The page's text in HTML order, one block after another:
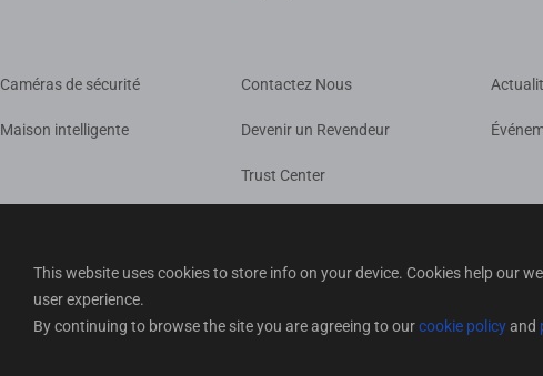
Caméras de sécurité
Maison intelligente
Contactez Nous
Devenir un Revendeur
Trust Center
EZVIZ CSR
This website uses cookies to store info on your device. Cookies help our
user experience.
By continuing to browse the site you are agreeing to ourcookie policyand